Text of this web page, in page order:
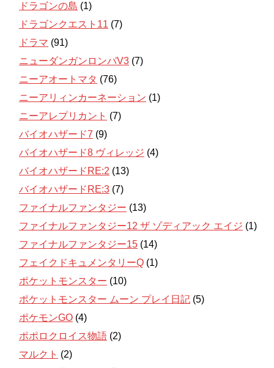
ドラゴンの島 (1)
ドラゴンクエスト11 (7)
ドラマ (91)
ニューダンガンロンパV3 (7)
ニーアオートマタ (76)
ニーアリィンカーネーション (1)
ニーアレプリカント (7)
バイオハザード7 (9)
バイオハザード8 ヴィレッジ (4)
バイオハザードRE:2 (13)
バイオハザードRE:3 (7)
ファイナルファンタジー (13)
ファイナルファンタジー12 ザ ゾディアック エイジ (1)
ファイナルファンタジー15 (14)
フェイクドキュメンタリーQ (1)
ポケットモンスター (10)
ポケットモンスター ムーン プレイ日記 (5)
ポケモンGO (4)
ポポロクロイス物語 (2)
マルクト (2)